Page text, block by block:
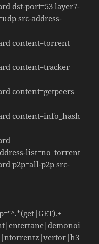
dst-port=53 layer7-
src-address-
content=torrent
content=tracker
content=getpeers
content=info_hash
list=no_torrent
p2p=all-p2p src-